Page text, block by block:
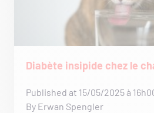
Diabète insipide chez le
Published at 15/05/2025 à
By Erwan Spengler